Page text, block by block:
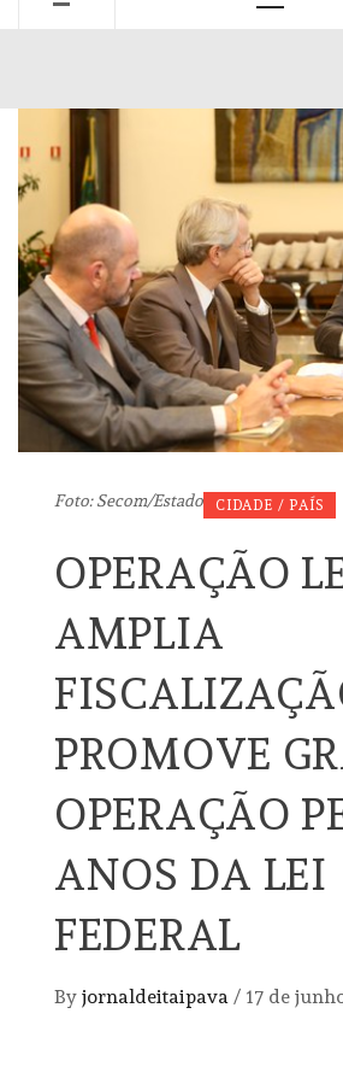
Foto: Secom/Estado CIDADE / PAÍS
OPERAÇÃO
AMPLIA
PROMOVE
OPERAÇÃO
ANOS DA LEI
FEDERAL
By jornaldeitaipava / 17 de